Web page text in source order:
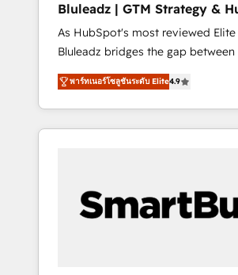
HubSpot beyond standard
AI-FIRST- AI across customer-
operations to accelerate
streamline processes, and unlock
at scale. From predictive
conversational AI, we turn data
and automation into competitive
Bluleadz | GTM Strategy &
Implementation
As HubSpot's most reviewed Elite
Bluleadz bridges the gap
and execution. We don't just "set up tools" —
we install the GTM Operating
OS) to align your leadership and
portal that drives predictable
and Story to stop "accelerating a
Elite Engineering & AI Scalable Architecture:
พาร์ทเนอร์โซลูชันระดับ Elite4.9